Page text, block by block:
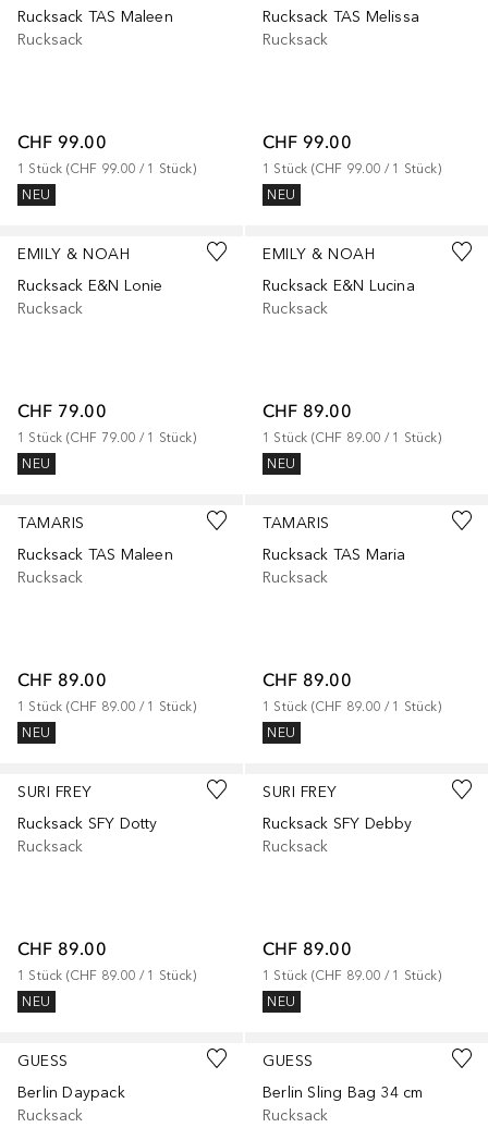
Rucksack TAS Maleen
Rucksack
CHF 99.00
1 Stück (CHF 99.00 / 1 Stück)
NEU
Rucksack TAS Melissa
Rucksack
CHF 99.00
1 Stück (CHF 99.00 / 1 Stück)
NEU
EMILY & NOAH
Rucksack E&N Lonie
Rucksack
CHF 79.00
1 Stück (CHF 79.00 / 1 Stück)
NEU
EMILY & NOAH
Rucksack E&N Lucina
Rucksack
CHF 89.00
1 Stück (CHF 89.00 / 1 Stück)
NEU
TAMARIS
Rucksack TAS Maleen
Rucksack
CHF 89.00
1 Stück (CHF 89.00 / 1 Stück)
NEU
+
TAMARIS
Rucksack TAS Maria
Rucksack
CHF 89.00
1 Stück (CHF 89.00 / 1 Stück)
NEU
+
SURI FREY
Rucksack SFY Dotty
Rucksack
CHF 89.00
1 Stück (CHF 89.00 / 1 Stück)
NEU
+
SURI FREY
Rucksack SFY Debby
Rucksack
CHF 89.00
1 Stück (CHF 89.00 / 1 Stück)
NEU
GUESS
Berlin Daypack
Rucksack
GUESS
Berlin Sling Bag 34 cm
Rucksack